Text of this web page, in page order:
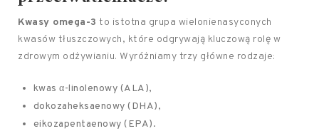
Kwasy omega-3 to istotna grupa wielonienasyconych
kwasów tłuszczowych, które odgrywają kluczową rolę w
zdrowym odżywianiu. Wyróżniamy trzy główne rodzaje:
kwas α-linolenowy (ALA),
dokozaheksaenowy (DHA),
eikozapentaenowy (EPA).